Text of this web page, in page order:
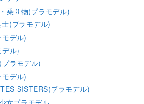
乗り物(プラモデル)
(プラモデル)
デル)
デル)
プラモデル)
モデル)
SISTERS(プラモデル)
女プラモデル